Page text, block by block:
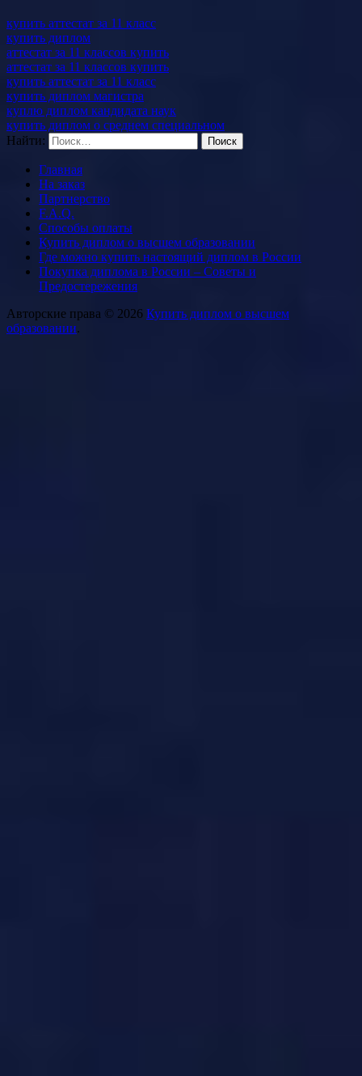
купить аттестат за 11 класс
купить диплом
аттестат за 11 классов купить
аттестат за 11 классов купить
купить аттестат за 11 класс
купить диплом магистра
куплю диплом кандидата наук
купить диплом о среднем специальном
Найти:
Главная
На заказ
Партнерство
F.A.Q.
Способы оплаты
Купить диплом о высшем образовании
Где можно купить настоящий диплом в России
Покупка диплома в России – Советы и
Предостережения
Авторские права © 2026 Купить диплом о высшем
образовании.